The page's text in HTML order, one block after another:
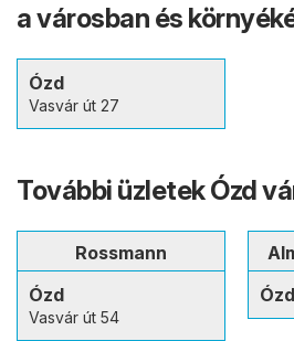
a városban és
Ózd
Vasvár út 27
További üzletek Ózd
Rossmann
Ózd
Vasvár út 54
Ózd